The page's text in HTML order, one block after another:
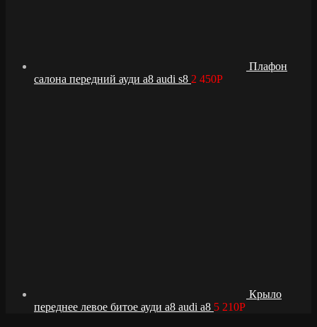
Плафон
салона передний ауди а8 audi s8 2 450Р
Крыло
переднее левое битое ауди а8 audi a8 5 210Р